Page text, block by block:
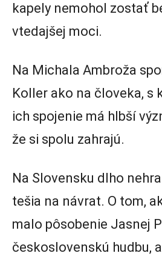
kapely nemohol zostať
vtedajšej moci.
Na Michala Ambroža
Koller ako na človeka, s
ich spojenie má hlbší
že si spolu zahrajú.
Na Slovensku dlho
tešia na návrat. O tom,
malo pôsobenie Jasnej
československú hudbu,